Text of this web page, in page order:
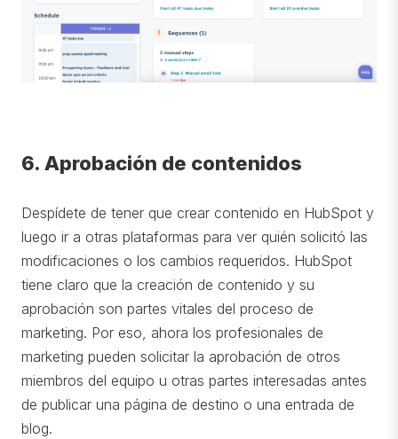
6. Aprobación de contenidos
Despídete de tener que crear contenido en HubSpot y
luego ir a otras plataformas para ver quién solicitó las
modificaciones o los cambios requeridos. HubSpot
tiene claro que la creación de contenido y su
aprobación son partes vitales del proceso de
marketing. Por eso, ahora los profesionales de
marketing pueden solicitar la aprobación de otros
miembros del equipo u otras partes interesadas antes
de publicar una página de destino o una entrada de
blog.